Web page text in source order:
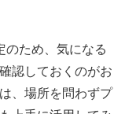
のため、気になる
認しておくのがお
、場所を問わずプ